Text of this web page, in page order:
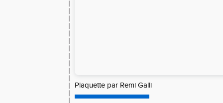
Plaquette par Remi Galli